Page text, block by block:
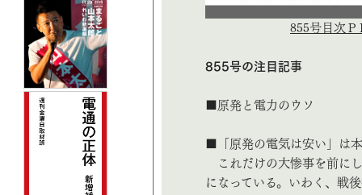
855号目次Ｐ
855号の注目記事
■原発と電力のウソ
■「原発の電気は安い」は
これだけの大惨事を前に
になっている。いわく、戦